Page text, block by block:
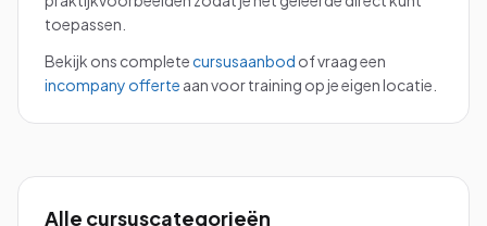
toepassen.
Bekijk ons completecursusaanbod of vraag een
incompany offerte aan voor training op je eigen locatie.
Alle cursuscategorieën